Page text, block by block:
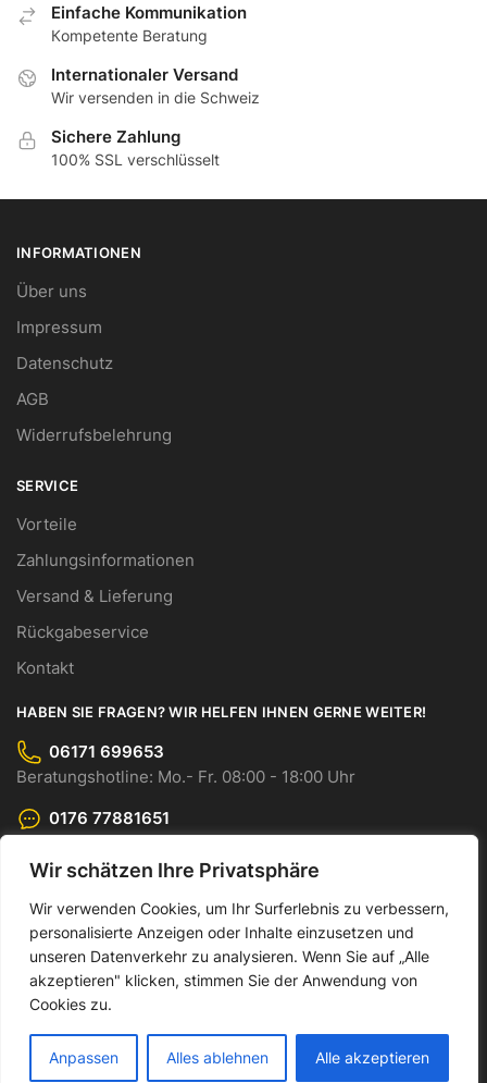
Wir schätzen Ihre Privatsphäre
Wir verwenden Cookies, um Ihr Surferlebnis zu verbessern,
personalisierte Anzeigen oder Inhalte einzusetzen und
unseren Datenverkehr zu analysieren. Wenn Sie auf „Alle
akzeptieren" klicken, stimmen Sie der Anwendung von
Cookies zu.
Anpassen Alles ablehnen Alle akzeptieren
Еinfache Kommunikation
Кompetente Beratung
Internationaler Versand
Wir versenden in die Schweiz
Sichere Zahlung
100% SSL verschlüsselt
INFORMATIONEN
Über uns
Impressum
Datenschutz
AGB
Widerrufsbelehrung
SERVICE
Vorteile
Zahlungsinformationen
Versand & Lieferung
Rückgabeservice
Kontakt
HABEN SIE FRAGEN? WIR HELFEN IHNEN GERNE WEITER!
06171 699653
Beratungshotline: Mo.- Fr. 08:00 - 18:00 Uhr
0176 77881651
info@cmo-gmbh.com
Senden Sie uns Ihre Anfrage bequem per E-Mail.
© CMO GmbH 2023
Made by Dankor Digital